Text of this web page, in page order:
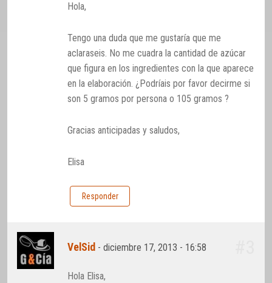
Hola,
Tengo una duda que me gustaría que me
aclaraseis. No me cuadra la cantidad de azúcar
que figura en los ingredientes con la que aparece
en la elaboración. ¿Podríais por favor decirme si
son 5 gramos por persona o 105 gramos ?
Gracias anticipadas y saludos,
Elisa
Responder
VelSid -diciembre 17, 2013 - 16:58
Hola Elisa,